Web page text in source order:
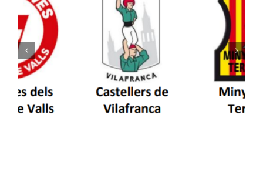
Els Castellers de Vilafranca unieixen tradició i
patrimoni en un viatge de colla a la Vall
d’Aran i a la Vall de Boí